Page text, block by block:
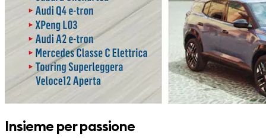
Insieme per passione